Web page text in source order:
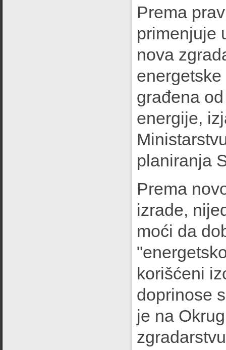
Prema
primenjuje
nova
građena
energije,
planiranja
Prema
izrade,
moći da
korišćeni
doprinose
je na